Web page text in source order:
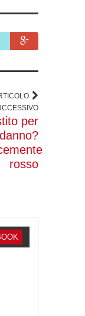
per
rosso